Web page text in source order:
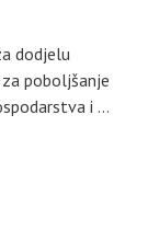
dodjelu
poboljšanje
i …